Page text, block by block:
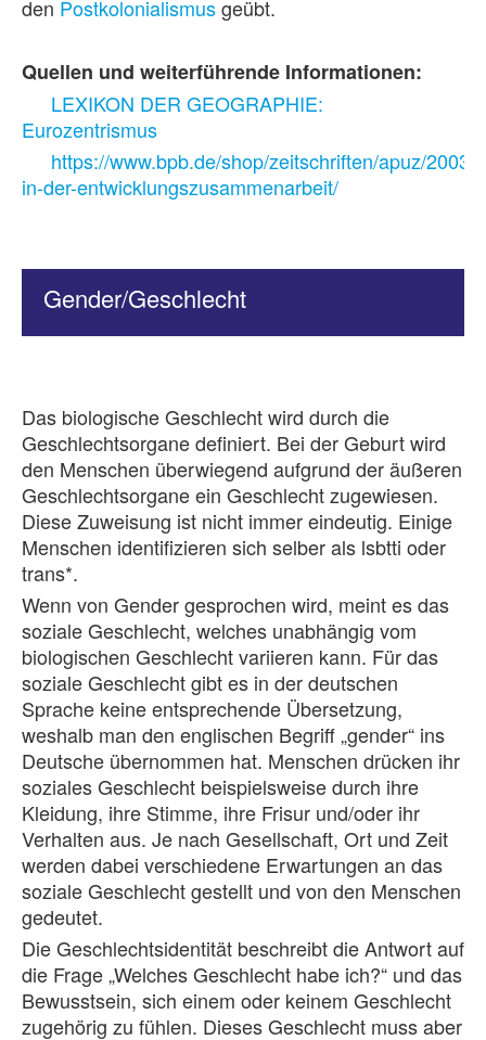
den Postkolonialismusgeübt.
Quellen und weiterführende Informationen:
LEXIKON DER GEOGRAPHIE:
Eurozentrismus
https://www.bpb.de/shop/zeitschriften/apuz/
in-der-entwicklungszusammenarbeit/
Gender/Geschlecht
Das biologische Geschlecht wird durch die
Geschlechtsorgane definiert. Bei der Geburt wird
den Menschen überwiegend aufgrund der äußeren
Geschlechtsorgane ein Geschlecht zugewiesen.
Diese Zuweisung ist nicht immer eindeutig. Einige
Menschen identifizieren sich selber als lsbtti oder
trans*.
Wenn von Gender gesprochen wird, meint es das
soziale Geschlecht, welches unabhängig vom
biologischen Geschlecht variieren kann. Für das
soziale Geschlecht gibt es in der deutschen
Sprache keine entsprechende Übersetzung,
weshalb man den englischen Begriff „gender“ ins
Deutsche übernommen hat. Menschen drücken ihr
soziales Geschlecht beispielsweise durch ihre
Kleidung, ihre Stimme, ihre Frisur und/oder ihr
Verhalten aus. Je nach Gesellschaft, Ort und Zeit
werden dabei verschiedene Erwartungen an das
soziale Geschlecht gestellt und von den Menschen
gedeutet.
Die Geschlechtsidentität beschreibt die Antwort auf
die Frage „Welches Geschlecht habe ich?“ und das
Bewusstsein, sich einem oder keinem Geschlecht
zugehörig zu fühlen. Dieses Geschlecht muss aber